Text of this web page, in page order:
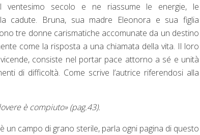
ventesimo secolo e ne riassume le energie, le
cadute. Bruna, sua madre Eleonora e sua figlia
tre donne carismatiche accomunate da un destino
come la risposta a una chiamata della vita. Il loro
consiste nel portar pace attorno a sé e unità
di difficoltà. Come scrive l’autrice riferendosi alla
è compiuto» (pag.43).
un campo di grano sterile, parla ogni pagina di questo